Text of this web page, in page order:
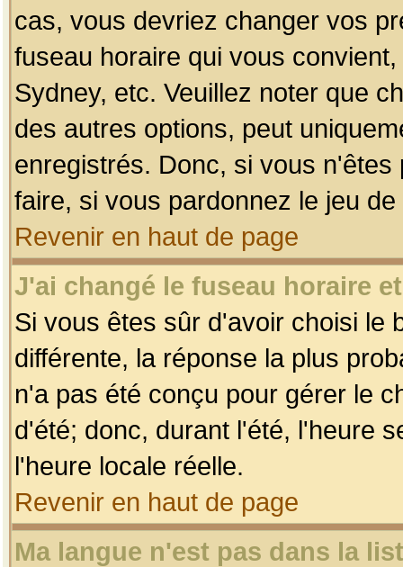
cas, vous devriez changer vos
fuseau horaire qui vous
Sydney, etc. Veuillez noter que
des autres options, peut
enregistrés. Donc, si vous
faire, si vous pardonnez le jeu
Revenir en haut de page
J'ai changé le fuseau horaire
Si vous êtes sûr d'avoir choisi le
différente, la réponse la plus
n'a pas été conçu pour gérer le
d'été; donc, durant l'été, l'heure
l'heure locale réelle.
Revenir en haut de page
Ma langue n'est pas dans la